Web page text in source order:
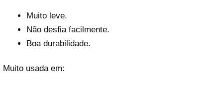
Muito leve.
Não desfia facilmente.
Boa durabilidade.
Muito usada em: